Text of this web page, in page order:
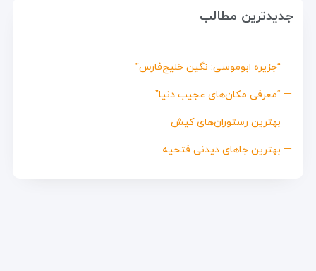
جدیدترین مطالب
“جزیره ابوموسی: نگین خلیج‌فارس”
“معرفی مکان‌های عجیب دنیا”
بهترین رستوران‌های کیش
بهترین جاهای دیدنی فتحیه